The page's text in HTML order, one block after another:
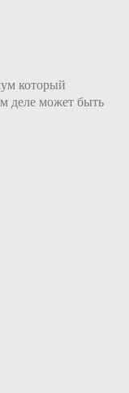
который
деле может быть